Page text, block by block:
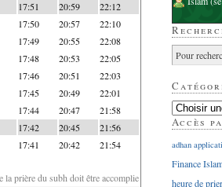
17:51 20:59 22:12
17:50 20:57 22:10
17:49 20:55 22:08
17:48 20:53 22:05
17:46 20:51 22:03
17:45 20:49 22:01
17:44 20:47 21:58
17:42 20:45 21:56
17:41 20:42 21:54
la prière du subh doit être accomplie
Accès
adhan
Finance
heure de